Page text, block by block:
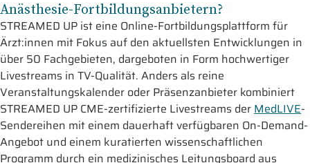
Anästhesie-Fortbildungsanbietern?
STREAMED UP ist eine Online-Fortbildungsplattform für
Ärzt:innen mit Fokus auf den aktuellsten Entwicklungen in
über 50 Fachgebieten, dargeboten in Form hochwertiger
Livestreams in TV-Qualität. Anders als reine
Veranstaltungskalender oder Präsenzanbieter kombiniert
STREAMED UP CME-zertifizierte Livestreams derMedLIVE-
Sendereihen mit einem dauerhaft verfügbaren On-Demand-
Angebot und einem kuratierten wissenschaftlichen
Programm durch ein medizinisches Leitungsboard aus